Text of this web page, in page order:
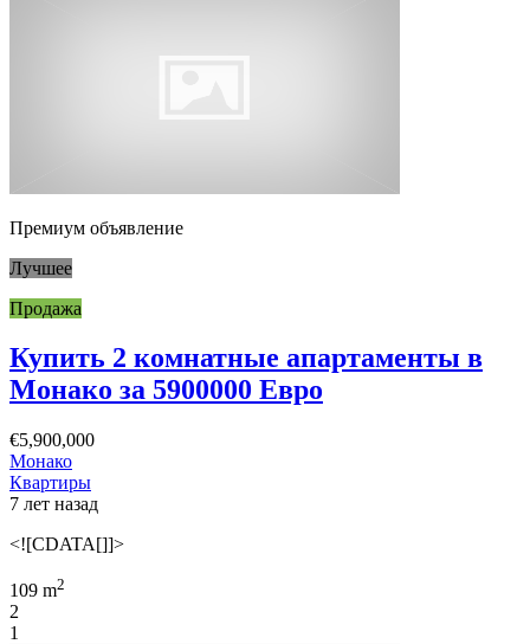
Премиум объявление
Лучшее
Продажа
Купить 2 комнатные апартаменты в
Монако за 5900000 Евро
€5,900,000
Монако
Квартиры
7 лет назад
<![CDATA[]]>
109 m2
2
1